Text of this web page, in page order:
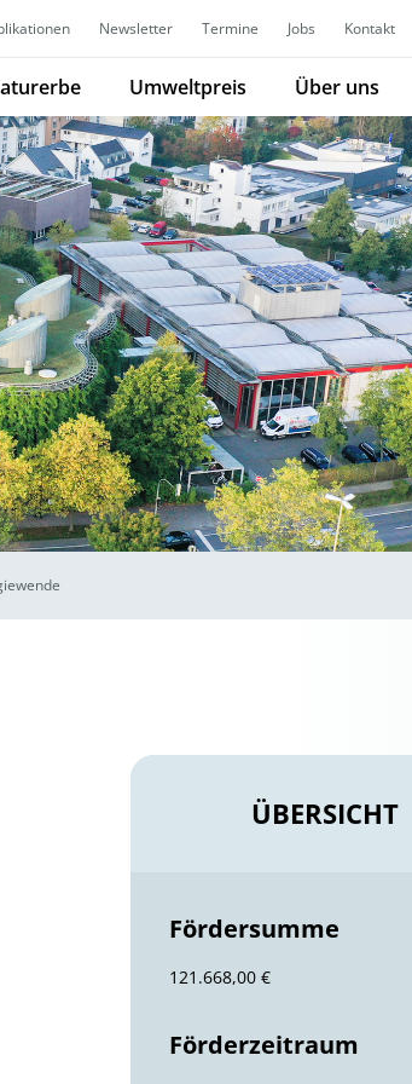
Newsletter Termine Jobs Kontakt
Umweltpreis Über uns
ÜBERSICHT
Fördersumme
121.668,00 €
Förderzeitraum